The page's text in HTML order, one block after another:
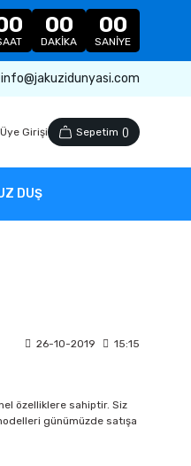
00
DAKIKA
00
SANIYE
info@jakuzidunyasi.com
Üye Girişi Sepetim ()
DUŞ
26-10-2019 15:15
özelliklere sahiptir. Siz
günümüzde satışa